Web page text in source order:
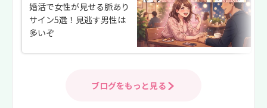
婚活で女性が見せる脈あり
サイン5選！見逃す男性は
多いぞ
ブログをもっと見る